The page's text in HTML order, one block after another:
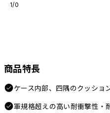
1/0
商品特長
ケース内部、四隅のクッショ
軍規格超えの高い耐衝撃性・